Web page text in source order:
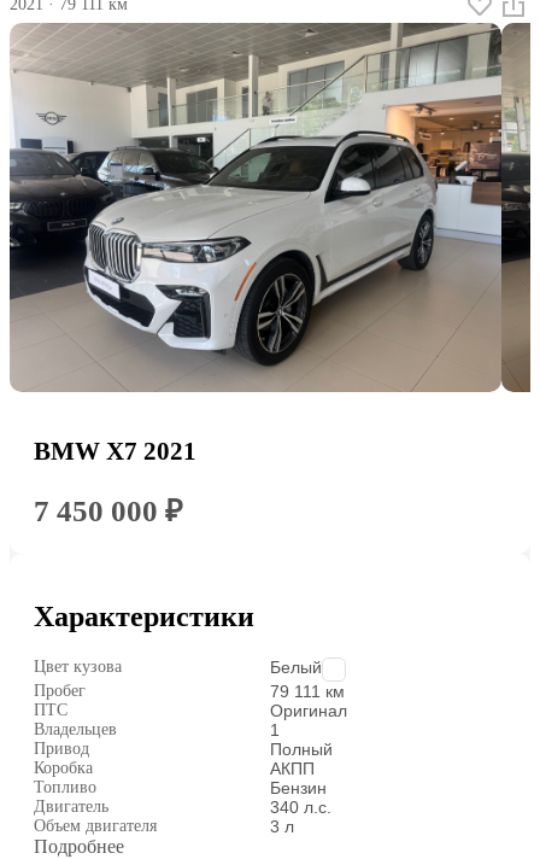
2021 · 79 111 км
BMW X7 2021
7 450 000 ₽
Характеристики
Цвет кузова Белый
Пробег 79 111 км
ПТС Оригинал
Владельцев 1
Привод Полный
Коробка АКПП
Топливо Бензин
Двигатель 340 л.с.
Объем двигателя 3 л
Подробнее